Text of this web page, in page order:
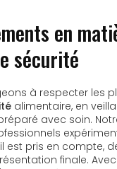
en
sécurité
à respecter les
alimentaire, en
avec soin.
est pris en compte,
finale. Avec